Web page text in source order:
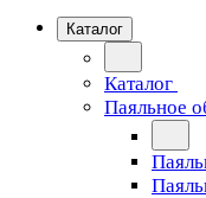
Каталог
Каталог
Паяльное